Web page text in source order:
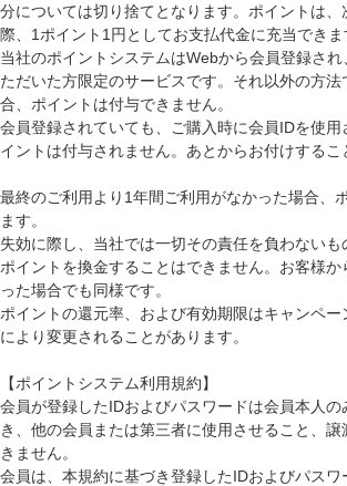
分については切り捨てとなります。ポイントは
際、1ポイント1円としてお支払代金に充当できま
当社のポイントシステムはWebから会員登録さ
ただいた方限定のサービスです。それ以外の方
合、ポイントは付与できません。
会員登録されていても、ご購入時に会員IDを使
イントは付与されません。あとからお付けするこ
最終のご利用より1年間ご利用がなかった場合、
ます。
失効に際し、当社では一切その責任を負わないも
ポイントを換金することはできません。お客様
った場合でも同様です。
ポイントの還元率、および有効期限はキャンペ
により変更されることがあります。
【ポイントシステム利用規約】
会員が登録したIDおよびパスワードは会員本人
き、他の会員または第三者に使用させること、
きません。
会員は、本規約に基づき登録したIDおよびパス